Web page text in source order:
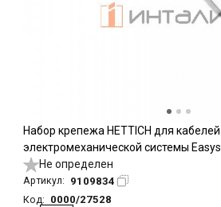
Набор крепежа HETTICH для кабелей
электромеханической системы Easys
Не определен
Артикул: 9109834
Код:
0000/27528